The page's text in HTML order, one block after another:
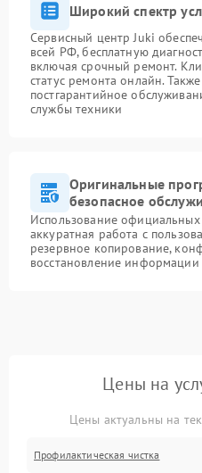
Широкий спектр
Сервисный центр Juki
всей РФ, бесплатную
включая срочный ремонт.
статус ремонта онлайн.
постгарантийное
службы техники
Оригинальные
безопасное
Использование
аккуратная работа с
резервное копирование,
восстановление
Цены на
Цены актуальны на
Профилактическая чистка